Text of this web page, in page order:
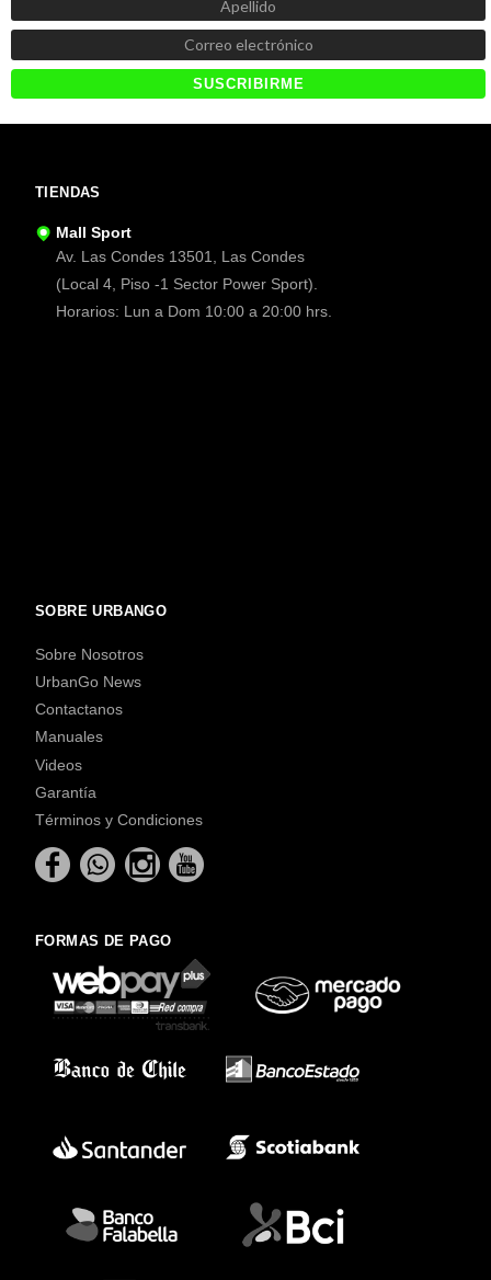
TIENDAS
Mall Sport
Av. Las Condes 13501, Las Condes
(Local 4, Piso -1 Sector Power Sport).
Horarios: Lun a Dom 10:00 a 20:00 hrs.
SOBRE URBANGO
Sobre Nosotros
UrbanGo News
Contactanos
Manuales
Videos
Garantía
Términos y Condiciones
FORMAS DE PAGO